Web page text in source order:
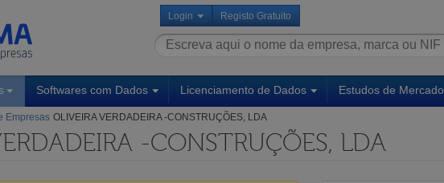
Login Registo Gratuito
Softwares com Dados Licenciamento de Dados Estudos de Mercado
Empresas OLIVEIRA VERDADEIRA -CONSTRUÇÕES, LDA
-CONSTRUÇÕES, LDA